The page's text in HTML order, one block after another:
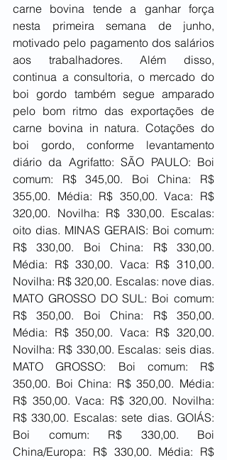
carne bovina tende a ganhar força
nesta primeira semana de junho,
motivado pelo pagamento dos salários
aos trabalhadores. Além disso,
continua a consultoria, o mercado do
boi gordo também segue amparado
pelo bom ritmo das exportações de
carne bovina in natura. Cotações do
boi gordo, conforme levantamento
diário da Agrifatto: SÃO PAULO: Boi
comum: R$ 345,00. Boi China: R$
355,00. Média: R$ 350,00. Vaca: R$
320,00. Novilha: R$ 330,00. Escalas:
oito dias. MINAS GERAIS: Boi comum:
R$ 330,00. Boi China: R$ 330,00.
Média: R$ 330,00. Vaca: R$ 310,00.
Novilha: R$ 320,00. Escalas: nove dias.
MATO GROSSO DO SUL: Boi comum:
R$ 350,00. Boi China: R$ 350,00.
Média: R$ 350,00. Vaca: R$ 320,00.
Novilha: R$ 330,00. Escalas: seis dias.
MATO GROSSO: Boi comum: R$
350,00. Boi China: R$ 350,00. Média:
R$ 350,00. Vaca: R$ 320,00. Novilha:
R$ 330,00. Escalas: sete dias. GOIÁS:
Boi comum: R$ 330,00. Boi
China/Europa: R$ 330,00. Média: R$